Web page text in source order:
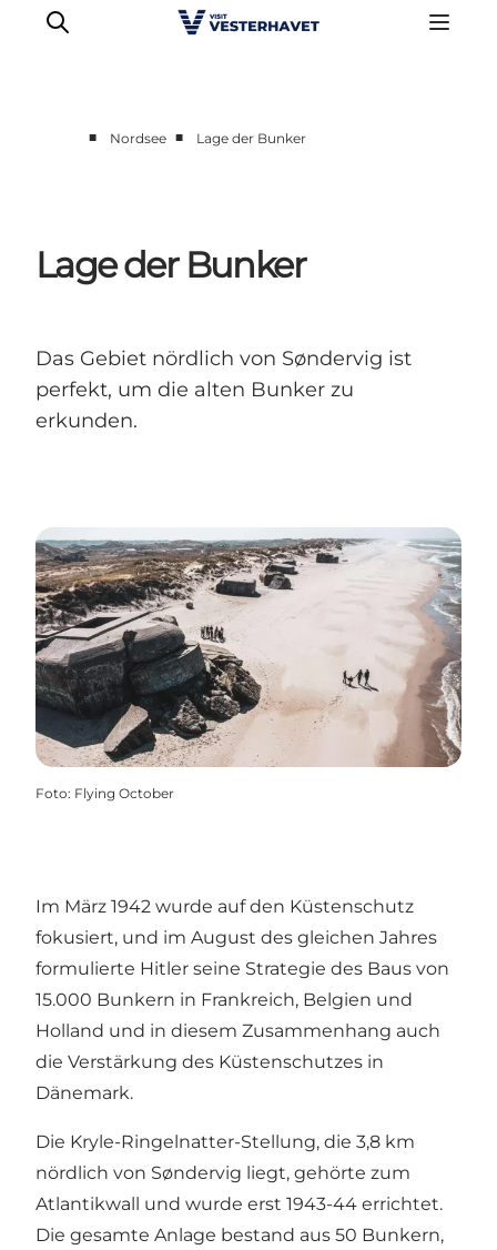
Unsere Städte
Essen & Übernachtung
Plane deine Reise
■ Nordsee ■ Lage der Bunker
Lage der Bunker
Das Gebiet nördlich von Søndervig ist
perfekt, um die alten Bunker zu
erkunden.
Foto: Flying October
Im März 1942 wurde auf den Küstenschutz
fokusiert, und im August des gleichen Jahres
formulierte Hitler seine Strategie des Baus von
15.000 Bunkern in Frankreich, Belgien und
Holland und in diesem Zusammenhang auch
die Verstärkung des Küstenschutzes in
Dänemark.
Die Kryle-Ringelnatter-Stellung, die 3,8 km
nördlich von Søndervig liegt, gehörte zum
Atlantikwall und wurde erst 1943-44 errichtet.
Die gesamte Anlage bestand aus 50 Bunkern,